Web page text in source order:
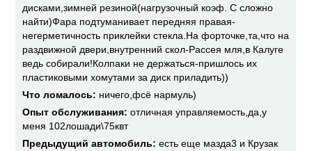
дисками,зимней резиной(нагрузочный коэф. С сложно
найти)Фара подтуманивает передняя правая-
негерметичность приклейки стекла.На форточке,та,что на
раздвижной двери,внутренний скол-Рассея мля,в Калуге
ведь собирали!Колпаки не держаться-пришлось их
пластиковыми хомутами за диск приладить))
Что ломалось: ничего,фсё нармуль)
Опыт обслуживания: отличная управляемость,да,у
меня 102лошади\75квт
Предыдущий автомобиль: есть еще мазда3 и Крузак